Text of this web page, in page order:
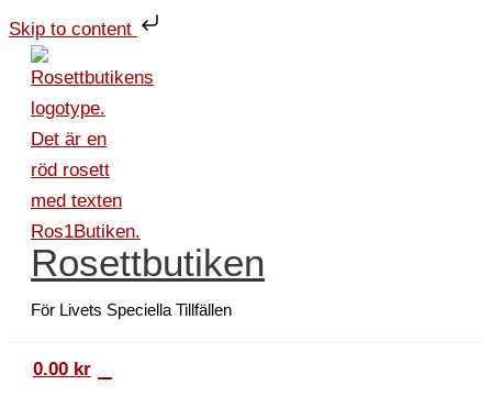
Skip to content
till
innehåll
Rosettbutiken
För Livets Speciella Tillfällen
0.00 kr
Perfekt
metallic
cm
silver
mängd